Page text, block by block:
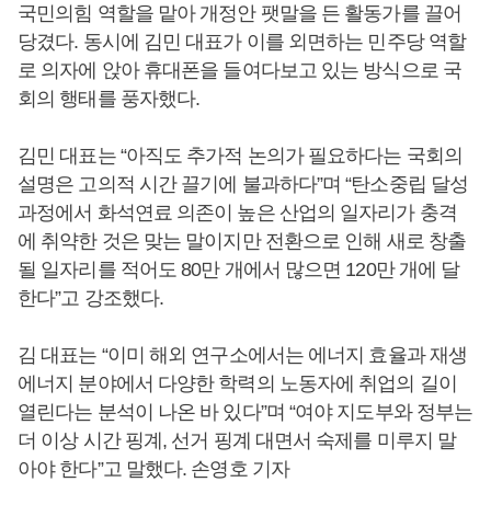
국민의힘 역할을 맡아 개정안 팻말을 든 활동가를 끌어
당겼다. 동시에 김민 대표가 이를 외면하는 민주당 역할
로 의자에 앉아 휴대폰을 들여다보고 있는 방식으로 국
회의 행태를 풍자했다.
김민 대표는 “아직도 추가적 논의가 필요하다는 국회의
설명은 고의적 시간 끌기에 불과하다”며 “탄소중립 달성
과정에서 화석연료 의존이 높은 산업의 일자리가 충격
에 취약한 것은 맞는 말이지만 전환으로 인해 새로 창출
될 일자리를 적어도 80만 개에서 많으면 120만 개에 달
한다”고 강조했다.
김 대표는 “이미 해외 연구소에서는 에너지 효율과 재생
에너지 분야에서 다양한 학력의 노동자에 취업의 길이
열린다는 분석이 나온 바 있다”며 “여야 지도부와 정부는
더 이상 시간 핑계, 선거 핑계 대면서 숙제를 미루지 말
아야 한다”고 말했다. 손영호 기자